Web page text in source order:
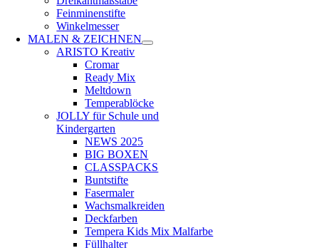
Feinminenstifte
Winkelmesser
MALEN & ZEICHNEN
ARISTO Kreativ
Cromar
Ready Mix
Meltdown
Temperablöcke
JOLLY für Schule und
Kindergarten
NEWS 2025
BIG BOXEN
CLASSPACKS
Buntstifte
Fasermaler
Wachsmalkreiden
Deckfarben
Tempera Kids Mix Malfarbe
Füllhalter